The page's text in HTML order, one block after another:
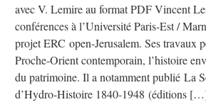
avec V. Lemire au format PDF Vincent
conférences à l’Université Paris-Est /
projet ERC open-Jerusalem. Ses travaux
Proche-Orient contemporain, l’histoire
du patrimoine. Il a notamment publié La
d’Hydro-Histoire 1840-1948 (éditions